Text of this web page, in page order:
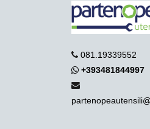
081.19339552
+393481844997